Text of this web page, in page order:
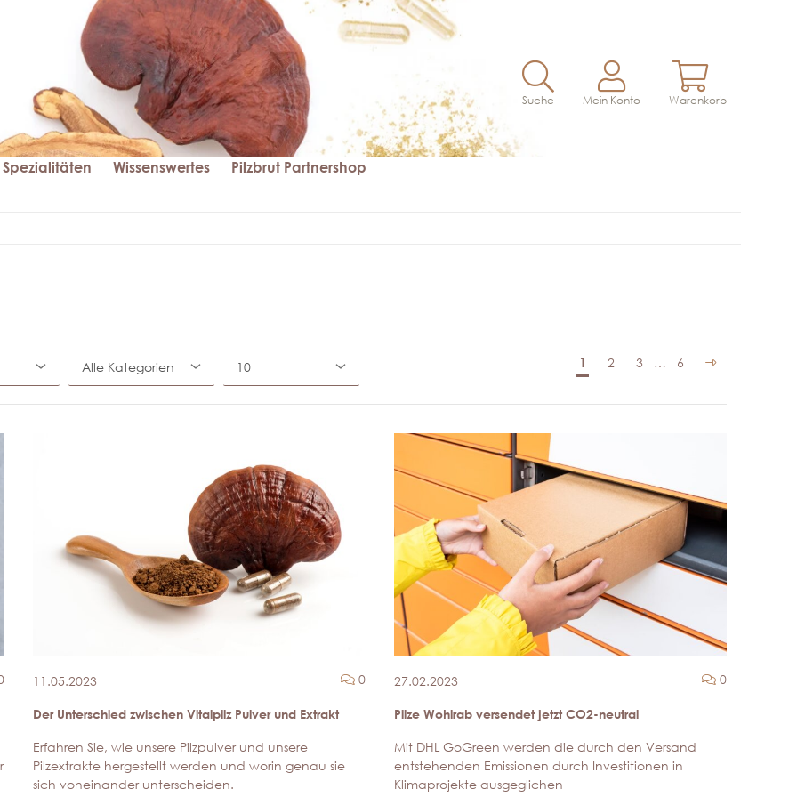
Suche Mein Konto Warenkorb
Spezialitäten Wissenswertes Pilzbrut Partnershop
1 2 3 … 6
11.05.2023 Kommentare
0
Der Unterschied zwischen Vitalpilz Pulver und Extrakt
Erfahren Sie, wie unsere Pilzpulver und unsere
Pilzextrakte hergestellt werden und worin genau sie
sich voneinander unterscheiden.
27.02.2023 Kommentare
0
Pilze Wohlrab versendet jetzt CO2-neutral
Mit DHL GoGreen werden die durch den Versand
entstehenden Emissionen durch Investitionen in
Klimaprojekte ausgeglichen